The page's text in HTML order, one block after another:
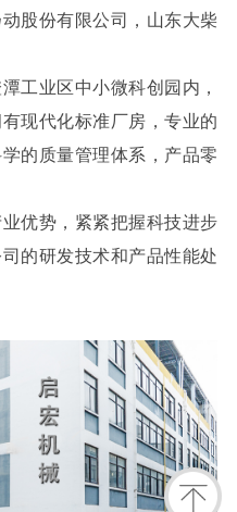
股份有限公司，山东大柴
工业区中小微科创园内，
现代化标准厂房，专业的
的质量管理体系，产品零
优势，紧紧把握科技进步
的研发技术和产品性能处